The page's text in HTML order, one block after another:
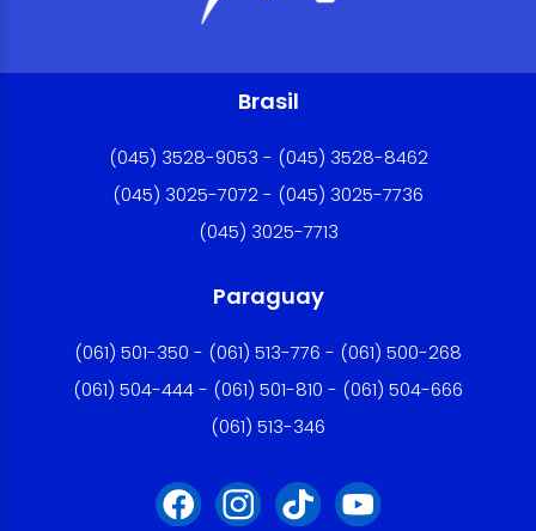
Brasil
(045) 3528-9053 - (045) 3528-8462
(045) 3025-7072 - (045) 3025-7736
(045) 3025-7713
Paraguay
(061) 501-350 - (061) 513-776 - (061) 500-268
(061) 504-444 - (061) 501-810 - (061) 504-666
(061) 513-346